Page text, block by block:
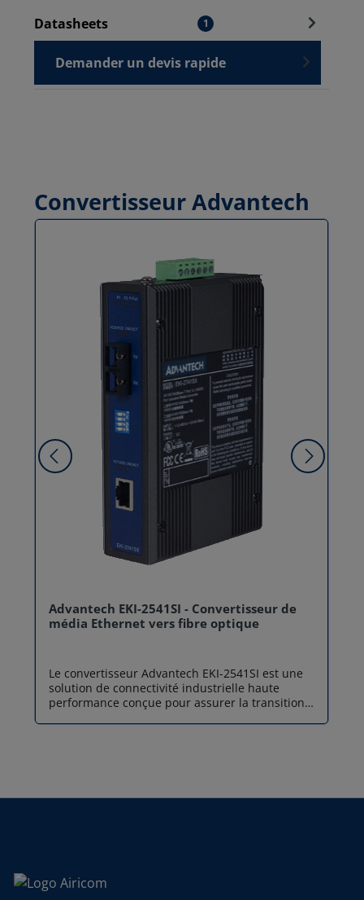
Datasheets
1
Demander un devis rapide
Convertisseur Advantech
Advantech EKI-2541SI - Convertisseur de
média Ethernet vers fibre optique
Le convertisseur Advantech EKI-2541SI est une
solution de connectivité industrielle haute
performance conçue pour assurer la transition
priorité absolue. Connectivité fibre longue
distance et immunité EMI Advantech EKI-2541SI